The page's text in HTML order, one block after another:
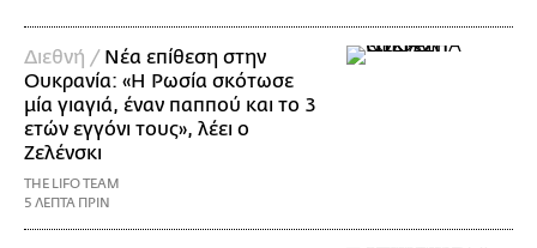
Διεθνή / Νέα επίθεση στην
Ουκρανία: «Η Ρωσία σκότωσε
μία γιαγιά, έναν παππού και το 3
ετών εγγόνι τους», λέει ο
Ζελένσκι
THE LIFO TEAM
5 ΛΕΠΤΑ ΠΡΙΝ